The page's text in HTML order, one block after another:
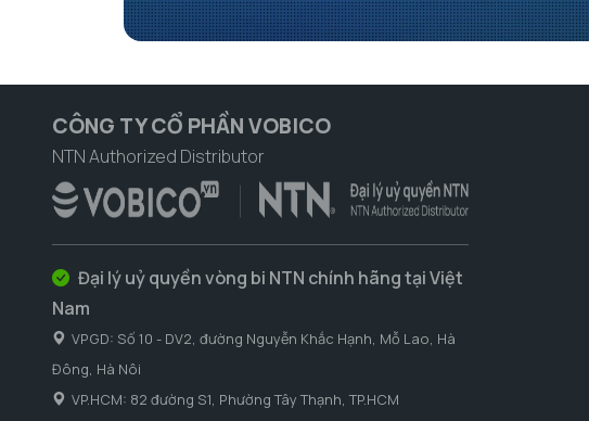
CÔNG TY CỔ PHẦN VOBICO
NTN Authorized Distributor
Đại lý uỷ quyền vòng bi NTN chính hãng tại Việt
Nam
VPGD: Số 10 - DV2, đường Nguyễn Khắc Hạnh, Mỗ Lao, Hà
Đông, Hà Nôi
VP.HCM: 82 đường S1, Phường Tây Thạnh, TP.HCM